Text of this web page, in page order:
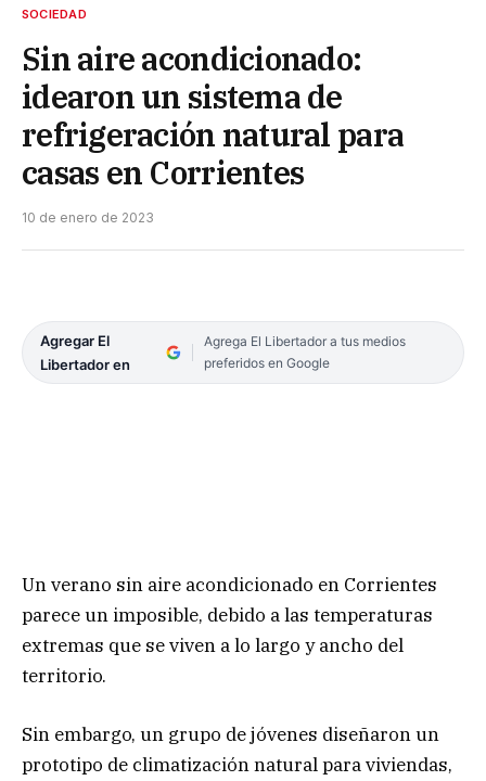
SOCIEDAD
Sin aire acondicionado:
idearon un sistema de
refrigeración natural para
casas en Corrientes
10 de enero de 2023
Agregar El
Libertador en
Agrega El Libertador a tus medios
preferidos en Google
Un verano sin aire acondicionado en Corrientes
parece un imposible, debido a las temperaturas
extremas que se viven a lo largo y ancho del
territorio.
Sin embargo, un grupo de jóvenes diseñaron un
prototipo de climatización natural para viviendas,